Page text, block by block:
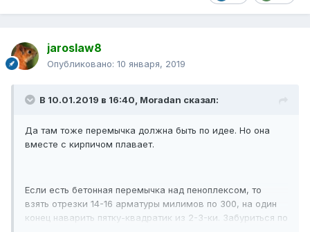
jaroslaw8
Опубликовано: 10 января, 2019
В 10.01.2019 в 16:40, Moradan сказал:
Да там тоже перемычка должна быть по идее. Но она
вместе с кирпичом плавает.
Если есть бетонная перемычка над пеноплексом, то
взять отрезки 14-16 арматуры милимов по 300, на один
конец наварить пятку-квадратик из 2-3-ки. Забуриться по